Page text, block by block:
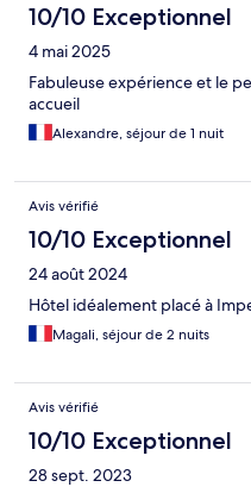
10/10 Exceptionnel
4 mai 2025
Fabuleuse expérience et le
accueil
Alexandre, séjour de 1 nuit
Avis vérifié
10/10 Exceptionnel
24 août 2024
Hôtel idéalement placé à
Magali, séjour de 2 nuits
Avis vérifié
10/10 Exceptionnel
28 sept. 2023